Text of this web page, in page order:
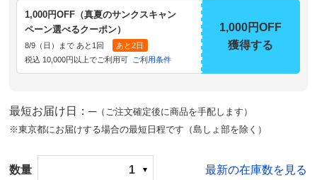
1,000円OFF（真夏のサンクスキャン
ペーン選べるクーポン）
8/9（日）まで あと1回
あと2日
税込 10,000円以上でご利用可
ご利用条件
1,000円OFF
獲得する
最短お届け日：─（ご注文確定後に商品を手配します）
※東京都にお届けする場合の最短日程です（島しょ部を除く）
数量 1 最新の在庫数を見る